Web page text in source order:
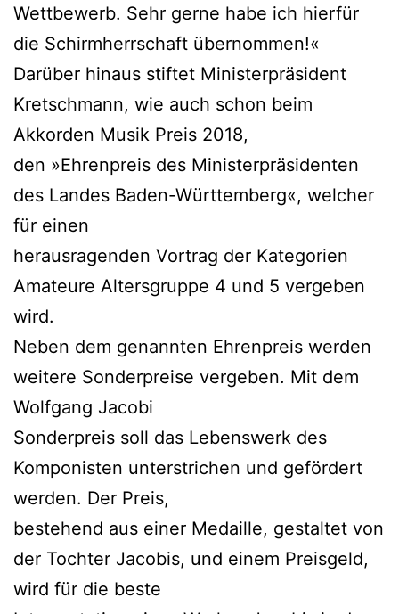
Wettbewerb. Sehr gerne habe ich hierfür
die Schirmherrschaft übernommen!«
Darüber hinaus stiftet Ministerpräsident
Kretschmann, wie auch schon beim
Akkorden Musik Preis 2018,
den »Ehrenpreis des Ministerpräsidenten
des Landes Baden-Württemberg«, welcher
für einen
herausragenden Vortrag der Kategorien
Amateure Altersgruppe 4 und 5 vergeben
wird.
Neben dem genannten Ehrenpreis werden
weitere Sonderpreise vergeben. Mit dem
Wolfgang Jacobi
Sonderpreis soll das Lebenswerk des
Komponisten unterstrichen und gefördert
werden. Der Preis,
bestehend aus einer Medaille, gestaltet von
der Tochter Jacobis, und einem Preisgeld,
wird für die beste